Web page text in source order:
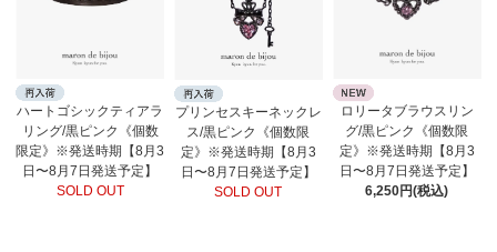
ハートゴシックティアラ
リング/黒ピンク《個数
限定》※発送時期【8月3
日〜8月7日発送予定】
SOLD OUT
プリンセスキーネックレ
ス/黒ピンク《個数限
定》※発送時期【8月3
日〜8月7日発送予定】
SOLD OUT
ロリータブラウスリン
グ/黒ピンク《個数限
定》※発送時期【8月3
日〜8月7日発送予定】
6,250円(税込)